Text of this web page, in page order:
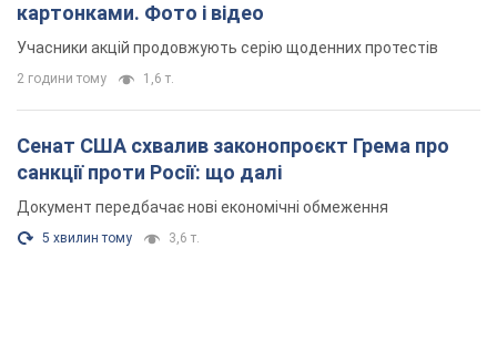
картонками. Фото і відео
Учасники акцій продовжують серію щоденних протестів
2 години тому 1,6 т.
Сенат США схвалив законопроєкт Грема про
санкції проти Росії: що далі
Документ передбачає нові економічні обмеження
5 хвилин тому 3,6 т.